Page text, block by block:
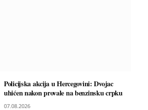
Policijska akcija u Hercegovini: Dvojac
uhićen nakon provale na benzinsku crpku
07.08.2026